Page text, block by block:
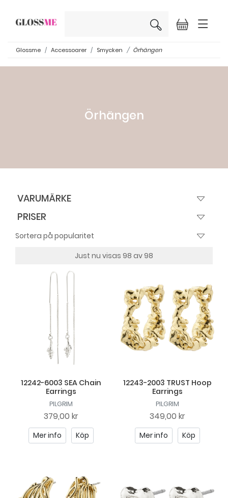
×
Glossme Accessoarer Smycken Örhängen
Örhängen
VARUMÄRKE
PRISER
Just nu visas 98 av 98
12242-6003 SEA Chain
Earrings
PILGRIM
379,00 kr
Mer info Köp
12243-2003 TRUST Hoop
Earrings
PILGRIM
349,00 kr
Mer info Köp